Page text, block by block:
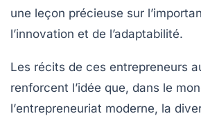
une leçon précieuse sur
l’innovation et de l’adaptabilité.
Les récits de ces entrepreneurs
renforcent l’idée que, dans le
l’entrepreneuriat moderne, la